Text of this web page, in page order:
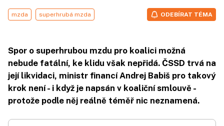
mzda superhrubá mzda ODEBÍRAT TÉMA
Spor o superhrubou mzdu pro koalici možná
nebude fatální, ke klidu však nepřidá. ČSSD trvá na
její likvidaci, ministr financí Andrej Babiš pro takový
krok není - i když je napsán v koaliční smlouvě -
protože podle něj reálně téměř nic neznamená.